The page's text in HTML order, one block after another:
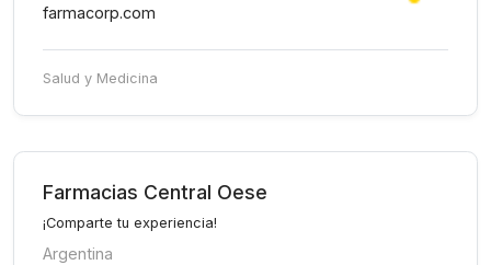
farmacorp.com
Salud y Medicina
Farmacias Central Oese
¡Comparte tu experiencia!
Argentina